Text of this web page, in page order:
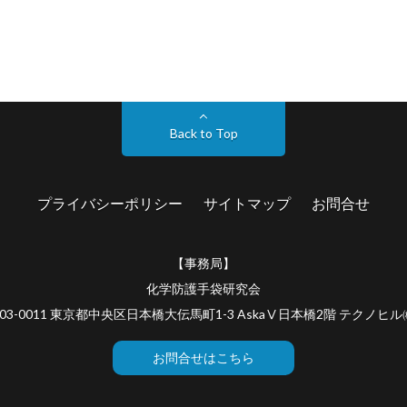
Back to Top
プライバシーポリシー サイトマップ お問合せ
【事務局】
化学防護手袋研究会
0011 東京都中央区日本橋大伝馬町1-3 AskaⅤ日本橋2階 テクノヒル
お問合せはこちら